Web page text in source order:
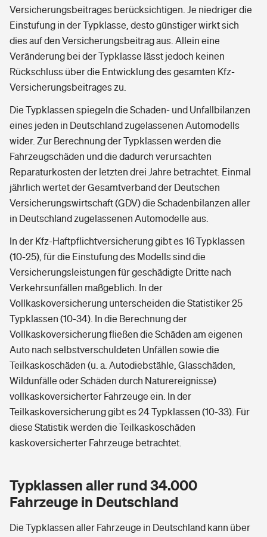
Versicherungsbeitrages berücksichtigen. Je niedriger die
Einstufung in der Typklasse, desto günstiger wirkt sich
dies auf den Versicherungsbeitrag aus. Allein eine
Veränderung bei der Typklasse lässt jedoch keinen
Rückschluss über die Entwicklung des gesamten Kfz-
Versicherungsbeitrages zu.
Die Typklassen spiegeln die Schaden- und Unfallbilanzen
eines jeden in Deutschland zugelassenen Automodells
wider. Zur Berechnung der Typklassen werden die
Fahrzeugschäden und die dadurch verursachten
Reparaturkosten der letzten drei Jahre betrachtet. Einmal
jährlich wertet der Gesamtverband der Deutschen
Versicherungswirtschaft (GDV) die Schadenbilanzen aller
in Deutschland zugelassenen Automodelle aus.
In der Kfz-Haftpflichtversicherung gibt es 16 Typklassen
(10-25), für die Einstufung des Modells sind die
Versicherungsleistungen für geschädigte Dritte nach
Verkehrsunfällen maßgeblich. In der
Vollkaskoversicherung unterscheiden die Statistiker 25
Typklassen (10-34). In die Berechnung der
Vollkaskoversicherung fließen die Schäden am eigenen
Auto nach selbstverschuldeten Unfällen sowie die
Teilkaskoschäden (u. a. Autodiebstähle, Glasschäden,
Wildunfälle oder Schäden durch Naturereignisse)
vollkaskoversicherter Fahrzeuge ein. In der
Teilkaskoversicherung gibt es 24 Typklassen (10-33). Für
diese Statistik werden die Teilkaskoschäden
kaskoversicherter Fahrzeuge betrachtet.
Typklassen aller rund 34.000
Fahrzeuge in Deutschland
Die Typklassen aller Fahrzeuge in Deutschland kann über